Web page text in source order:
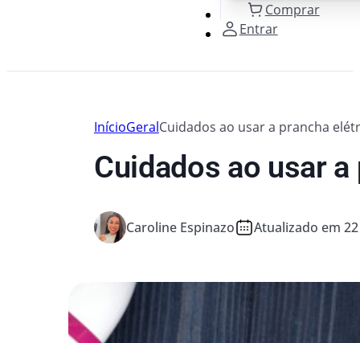
Comprar
Entrar
InícioGeralCuidados ao usar a prancha
Cuidados ao usar
Caroline Espinazo Atualizado em